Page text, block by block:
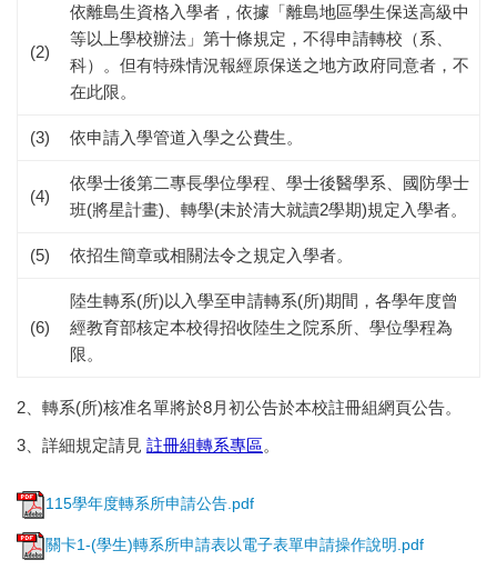
(2)
依離島生資格入學者，依據「離島地區學生保送高級中
等以上學校辦法」第十條規定，不得申請轉校（系、
科）。但有特殊情況報經原保送之地方政府同意者，不
在此限。
(3) 依申請入學管道入學之公費生。
(4)
依學士後第二專長學位學程、學士後醫學系、國防學士
班(將星計畫)、轉學(未於清大就讀2學期)規定入學者。
(5) 依招生簡章或相關法令之規定入學者。
(6)
陸生轉系(所)以入學至申請轉系(所)期間，各學年度曾
經教育部核定本校得招收陸生之院系所、學位學程為
限。
2、轉系(所)核准名單將於8月初公告於本校註冊組網頁公告。
3、詳細規定請見 註冊組轉系專區。
115學年度轉系所申請公告.pdf
關卡1-(學生)轉系所申請表以電子表單申請操作說明.pdf